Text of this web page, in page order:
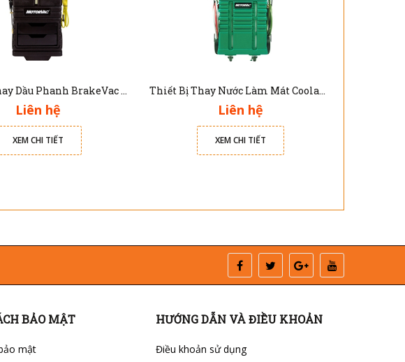
Thiết Bị Thay Dầu Phanh BrakeVac II
Liên hệ
XEM CHI TIẾT
Thiết Bị Thay Nước Làm Mát Coolant Clean III
Liên hệ
XEM CHI TIẾT
BẢO MẬT
mật
HƯỚNG DẪN VÀ ĐIỀU KHOẢN
Điều khoản sử dụng